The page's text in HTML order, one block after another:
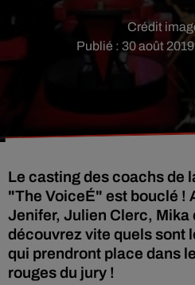
Publié : 30 août
Crédit
Le casting des coachs de
"The VoiceÉ" est bouclé !
Jenifer, Julien Clerc, Mika
découvrez vite quels sont
qui prendront place dans
rouges du jury !